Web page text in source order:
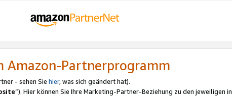
Amazon-Partnerprogramm
- sehen Sie hier, was sich geändert hat).
“). Hier können Sie Ihre Marketing-Partner-Beziehung zu den jeweiligen in